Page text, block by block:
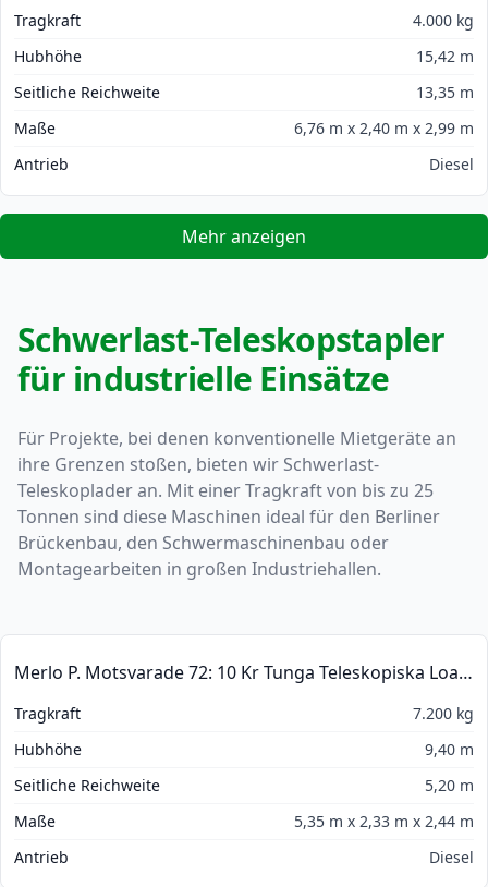
Tragkraft
4.000 kg
Hubhöhe
15,42 m
Seitliche Reichweite
13,35 m
Maße
6,76 m x 2,40 m x 2,99 m
Antrieb
Diesel
Mehr anzeigen
Schwerlast-Teleskopstapler
für industrielle Einsätze
Für Projekte, bei denen konventionelle Mietgeräte an
ihre Grenzen stoßen, bieten wir Schwerlast-
Teleskoplader an. Mit einer Tragkraft von bis zu 25
Tonnen sind diese Maschinen ideal für den Berliner
Brückenbau, den Schwermaschinenbau oder
Montagearbeiten in großen Industriehallen.
Merlo P. Motsvarade 72: 10 Kr Tunga Teleskopiska Loader
Tragkraft
7.200 kg
Hubhöhe
9,40 m
Seitliche Reichweite
5,20 m
Maße
5,35 m x 2,33 m x 2,44 m
Antrieb
Diesel